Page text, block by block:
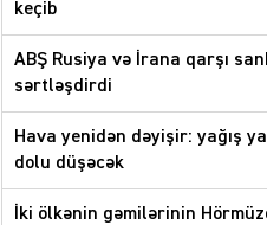
keçib
ABŞ Rusiya və İrana qarşı
sərtləşdirdi
Hava yenidən dəyişir: yağış
dolu düşəcək
İki ölkənin gəmilərinin